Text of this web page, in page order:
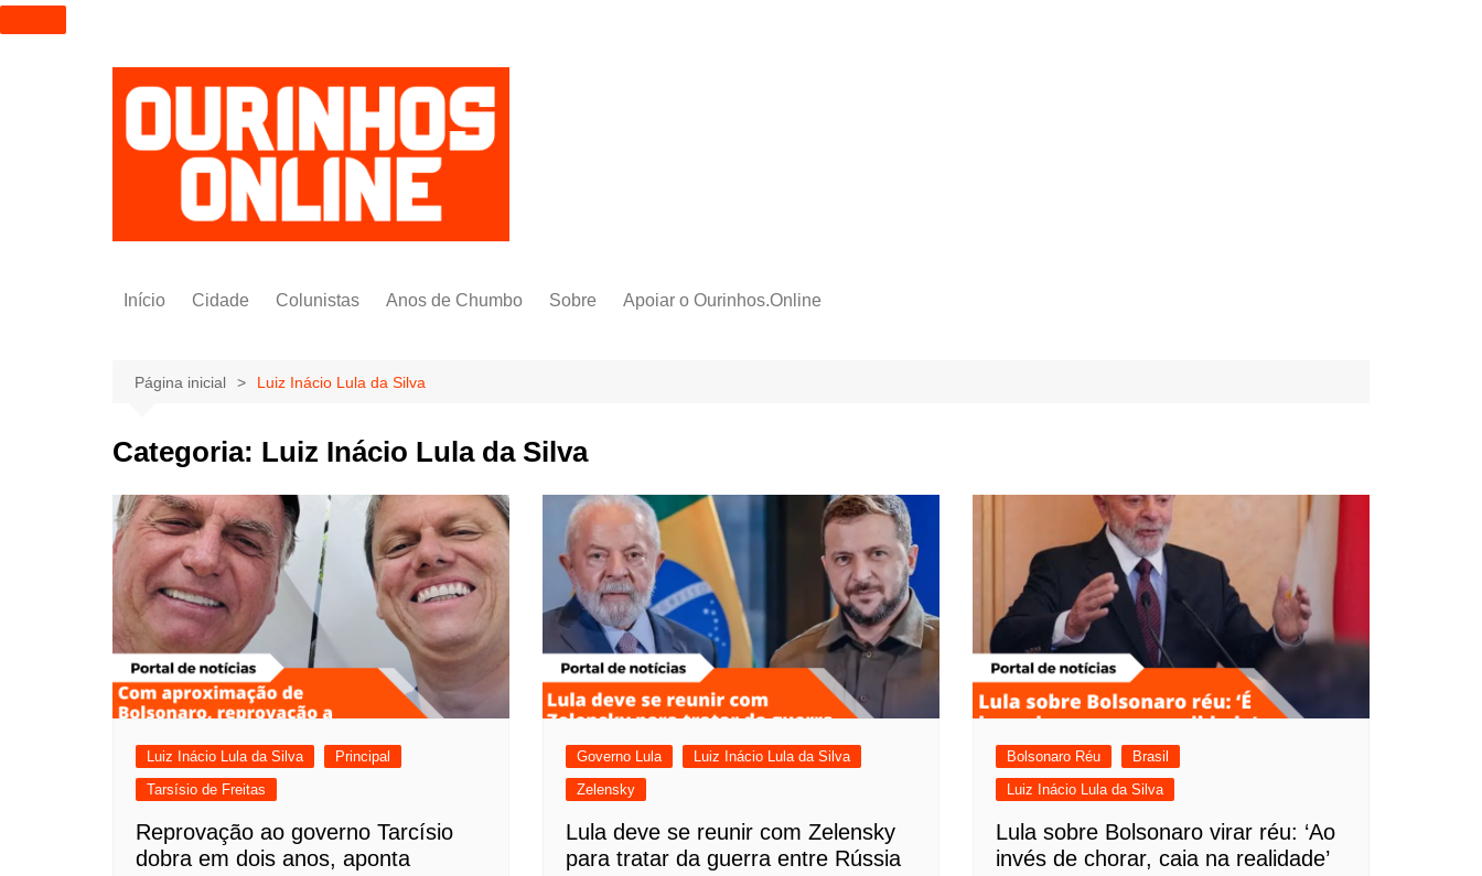
I
r
Início Cidade Colunistas
Pedro Saldida
Bruno Yashinishi
Anos de Chumbo Sobre Apoiar o Ourinhos.Online
Página inicial Luiz Inácio Lula da Silva
Categoria: Luiz Inácio Lula da Silva
Luiz Inácio Lula da Silva
Principal
Tarsísio de Freitas
Reprovação ao governo Tarcísio
dobra em dois anos, aponta
Governo Lula
Luiz Inácio Lula da Silva
Zelensky
Lula deve se reunir com Zelensky
para tratar da guerra entre Rússia
Bolsonaro Réu
Brasil
Luiz Inácio Lula da Silva
Lula sobre Bolsonaro virar réu: ‘Ao
invés de chorar, caia na realidade’